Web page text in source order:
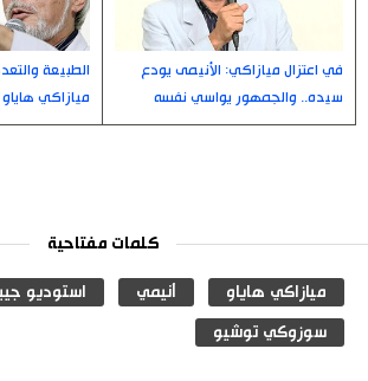
في اعتزال ميازاكي: الأنيمى يودع
سيده.. والجمهور يواسي نفسه
الطبيعة
ميازاكي هاياو
كلمات مفتاحية
ميازاكي هاياو أنيمي استوديو
سوزوكي توشيو